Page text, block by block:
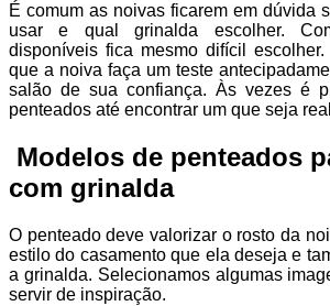
É comum as noivas ficarem em dúvida
usar e qual grinalda escolher.
disponíveis fica mesmo difícil
que a noiva faça um teste
salão de sua confiança. Às vezes é
penteados até encontrar um que seja
Modelos de penteados
com grinalda
O penteado deve valorizar o rosto da
estilo do casamento que ela deseja e
a grinalda. Selecionamos algumas
servir de inspiração.